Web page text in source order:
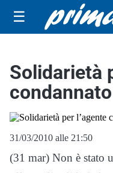
☰
Solidarietà
condannato
31/03/2010 alle 21:50
(31 mar) Non è stato